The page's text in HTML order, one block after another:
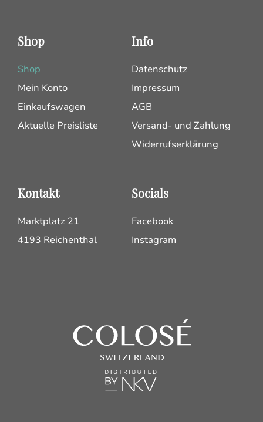
Shop
Shop
Mein Konto
Einkaufswagen
Aktuelle Preisliste
Info
Datenschutz
Impressum
AGB
Versand- und Zahlung
Widerrufserklärung
Kontakt
Marktplatz 21
4193 Reichenthal
Socials
Facebook
Instagram